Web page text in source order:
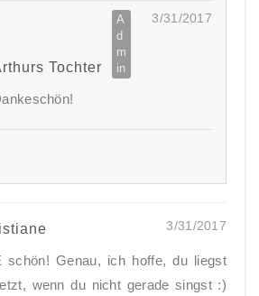
Tochter
3/31/2017
3/31/2017
schön! Genau, ich hoffe, du liegst
wenn du nicht gerade singst :)